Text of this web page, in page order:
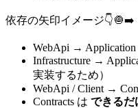
依存の矢印イメージ👇🧅➡️
WebApi →
Infrastructure →
実装するため）
WebApi / Client →
Contracts は できるだ